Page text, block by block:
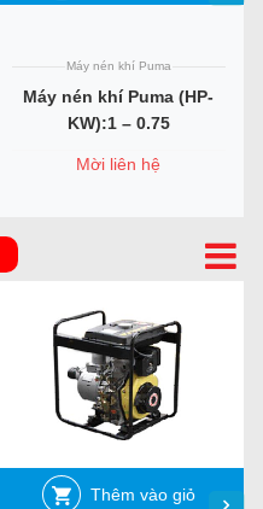
Máy nén khí Puma
Máy nén khí Puma (HP-
KW):1 – 0.75
Mời liên hệ
Thêm vào giỏ